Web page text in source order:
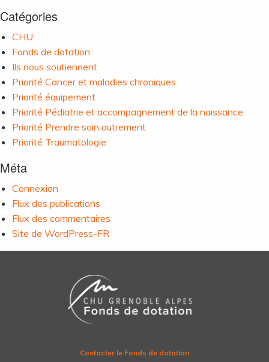
Catégories
CHU
Fonds de dotation
Ils nous soutiennent
Priorité Cancer et maladies chroniques
Priorité équipement
Priorité Pédiatrie et accompagnement de la naissance
Priorité Prendre soin autrement
Priorité Traumatologie
Méta
Connexion
Flux des publications
Flux des commentaires
Site de WordPress-FR
Contacter le Fonds de dotation